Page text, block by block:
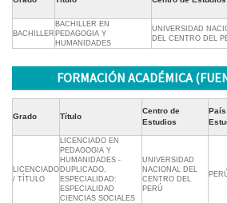
BACHILLER
BACHILLER EN
PEDAGOGIA Y
HUMANIDADES
UNIVERSIDAD
DEL CENTRO DEL
FORMACIÓN ACADÉMICA
Grado Título
Centro de
Estudios
LICENCIADO
/ TÍTULO
LICENCIADO EN
PEDAGOGIA Y
HUMANIDADES -
DUPLICADO,
ESPECIALIDAD:
ESPECIALIDAD
CIENCIAS SOCIALES
UNIVERSIDAD
NACIONAL DEL
CENTRO DEL
PERÚ